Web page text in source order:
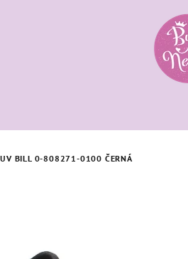
BILL 0-808271-0100 ČERNÁ